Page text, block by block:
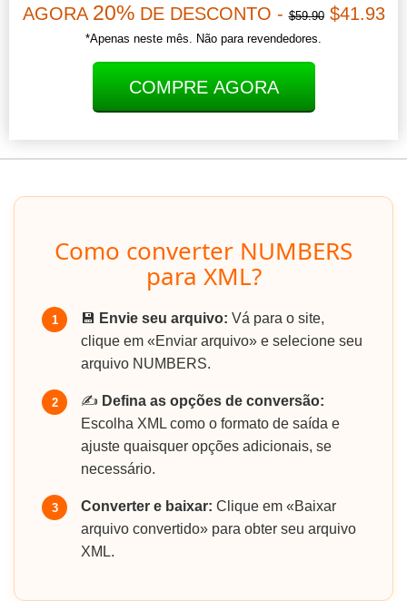
AGORA 20%DE DESCONTO -$59.90$41.93
*Apenas neste mês. Não para revendedores.
COMPRE AGORA
Como converter NUMBERS
para XML?
1 💾 Envie seu arquivo: Vá para o site,
clique em «Enviar arquivo» e selecione seu
arquivo NUMBERS.
2 ✍️ Defina as opções de conversão:
Escolha XML como o formato de saída e
ajuste quaisquer opções adicionais, se
necessário.
3 Converter e baixar: Clique em «Baixar
arquivo convertido» para obter seu arquivo
XML.